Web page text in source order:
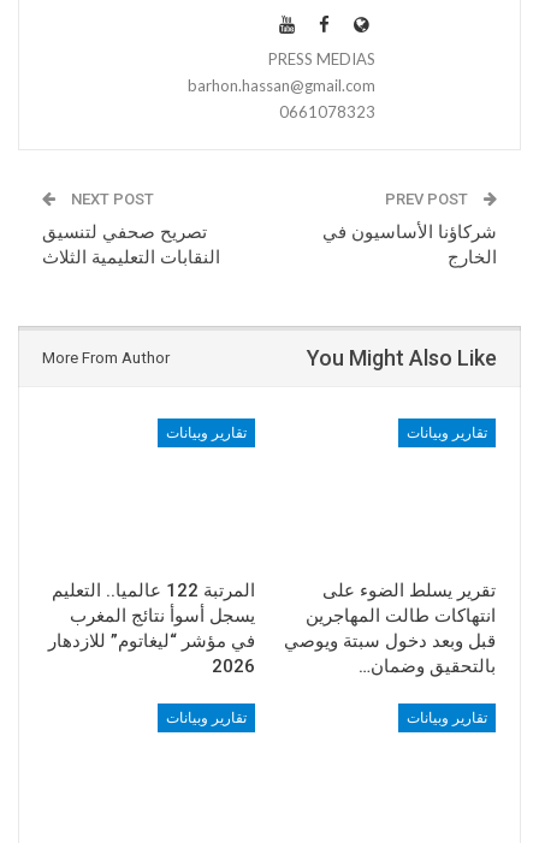
PRESS MEDIAS
barhon.hassan@gmail.com
0661078323
شركاؤنا الأساسيون في
الخارج
NEXT POST
تصريح صحفي لتنسيق
النقابات التعليمية الثلاث
You Might Also Like
More From Author
تقارير وبيانات
تقرير يسلط الضوء على
انتهاكات طالت المهاجرين
قبل وبعد دخول سبتة ويوصي
بالتحقيق وضمان…
تقارير وبيانات
المرتبة 122 عالميا.. التعليم
يسجل أسوأ نتائج المغرب
في مؤشر “ليغاتوم” للازدهار
2026
تقارير وبيانات تقارير وبيانات